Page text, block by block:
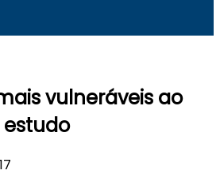
vulneráveis ao
estudo